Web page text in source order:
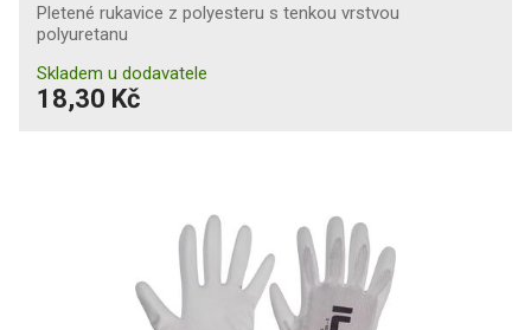
Pletené rukavice z polyesteru s tenkou vrstvou
polyuretanu
Skladem u dodavatele
18,30 Kč